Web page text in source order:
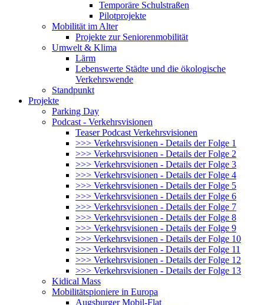
Temporäre Schulstraßen
Pilotprojekte
Mobilität im Alter
Projekte zur Seniorenmobilität
Umwelt & Klima
Lärm
Lebenswerte Städte und die ökologische
Verkehrswende
Standpunkt
Projekte
Parking Day
Podcast - Verkehrsvisionen
Teaser Podcast Verkehrsvisionen
>>> Verkehrsvisionen - Details der Folge 1
>>> Verkehrsvisionen - Details der Folge 2
>>> Verkehrsvisionen - Details der Folge 3
>>> Verkehrsvisionen - Details der Folge 4
>>> Verkehrsvisionen - Details der Folge 5
>>> Verkehrsvisionen - Details der Folge 6
>>> Verkehrsvisionen - Details der Folge 7
>>> Verkehrsvisionen - Details der Folge 8
>>> Verkehrsvisionen - Details der Folge 9
>>> Verkehrsvisionen - Details der Folge 10
>>> Verkehrsvisionen - Details der Folge 11
>>> Verkehrsvisionen - Details der Folge 12
>>> Verkehrsvisionen - Details der Folge 13
Kidical Mass
Mobilitätspioniere in Europa
Augsburger Mobil-Flat